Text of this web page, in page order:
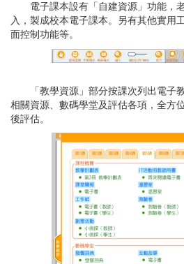
電子課本設有「自建資源」功能，
入，製成校本電子課本。另有其他實用
面控制功能等。
「教學資源」部分按課次列出電子
相關資源、數碼學堂及評估各項，全方
後評估。